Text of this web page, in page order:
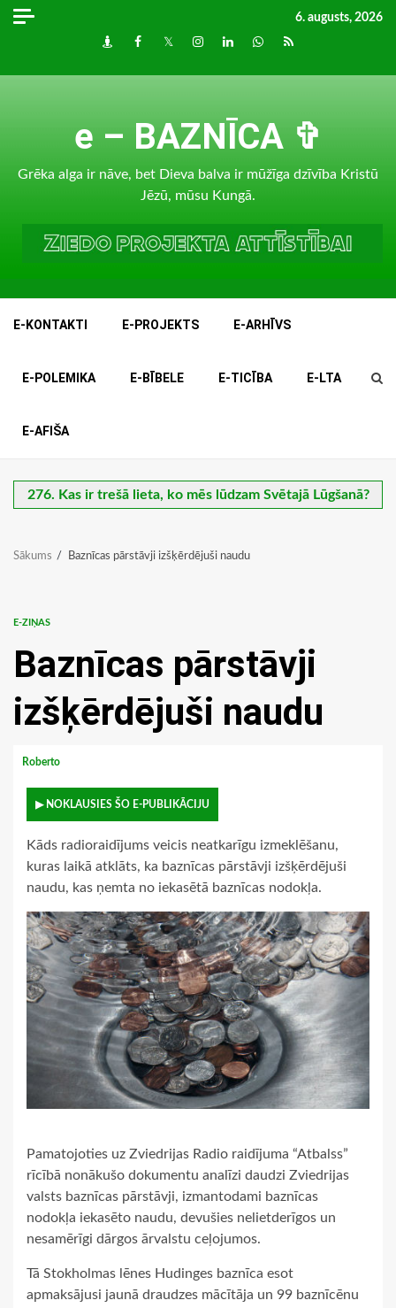
Skip
6. augusts, 2026
DraugiemFacebook
TwitterInstagram
LinkedInwhatsapp
RSS
e – BAZNĪCA ✞
Grēka alga ir nāve, bet Dieva balva ir mūžīga dzīvība Kristū
Jēzū, mūsu Kungā.
E-KONTAKTI E-PROJEKTS E-ARHĪVS
E-POLEMIKA E-BĪBELE E-TICĪBA E-LTA
E-AFIŠA
276. Kas ir trešā lieta, ko mēs lūdzam Svētajā Lūgšanā?
Sākums Baznīcas pārstāvji izšķērdējuši naudu
E-ZIŅAS
Baznīcas pārstāvji
izšķērdējuši naudu
Roberto
▶ NOKLAUSIES ŠO E-PUBLIKĀCIJU
Kāds radioraidījums veicis neatkarīgu izmeklēšanu,
kuras laikā atklāts, ka baznīcas pārstāvji izšķērdējuši
naudu, kas ņemta no iekasētā baznīcas nodokļa.
Pamatojoties uz Zviedrijas Radio raidījuma “Atbalss”
rīcībā nonākušo dokumentu analīzi daudzi Zviedrijas
valsts baznīcas pārstāvji, izmantodami baznīcas
nodokļa iekasēto naudu, devušies nelietderīgos un
nesamērīgi dārgos ārvalstu ceļojumos.
Tā Stokholmas lēnes Hudinges baznīca esot
apmaksājusi jaunā draudzes mācītāja un 99 baznīcēnu